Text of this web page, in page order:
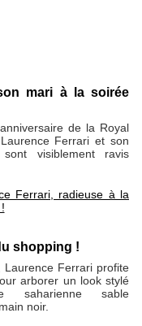
mari à la soirée
de la Royal
Ferrari et son
visiblement ravis
Ferrari, radieuse à la
shopping !
Ferrari profite
arborer un look stylé
saharienne sable
noir.